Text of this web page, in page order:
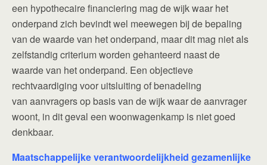
een hypothecaire financiering mag de wijk waar het
onderpand zich bevindt wel meewegen bij de bepaling
van de waarde van het onderpand, maar dit mag niet als
zelfstandig criterium worden gehanteerd naast de
waarde van het onderpand. Een objectieve
rechtvaardiging voor uitsluiting of benadeling
van aanvragers op basis van de wijk waar de aanvrager
woont, in dit geval een woonwagenkamp is niet goed
denkbaar.
Maatschappelijke verantwoordelijkheid gezamenlijke